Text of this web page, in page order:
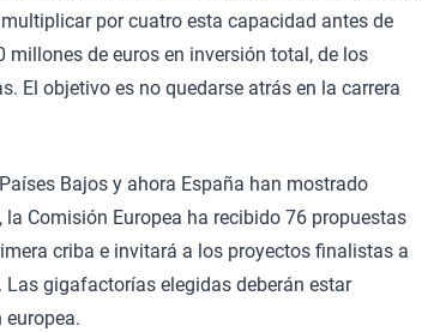
por cuatro esta capacidad antes de
millones de euros en inversión total, de los
El objetivo es no quedarse atrás en la carrera
Bajos y ahora España han mostrado
Comisión Europea ha recibido 76 propuestas
criba e invitará a los proyectos finalistas a
gigafactorías elegidas deberán estar